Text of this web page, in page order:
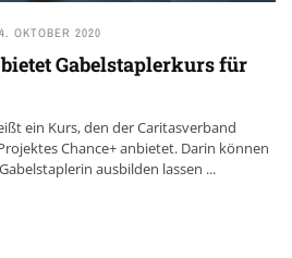
OKTOBER 2020
Gabelstaplerkurs für
ein Kurs, den der Caritasverband
Chance+ anbietet. Darin können
ausbilden lassen ...